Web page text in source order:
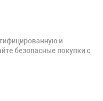
и
безопасные покупки с